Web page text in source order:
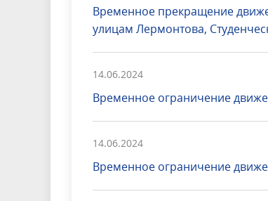
Временное прекращение
улицам Лермонтова,
14.06.2024
Временное ограничение
14.06.2024
Временное ограничение